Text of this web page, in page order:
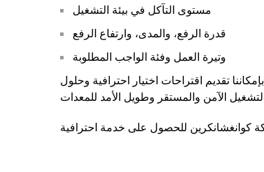
مستوى التآكل في بيئة التشغيل
قدرة الرفع، والمدى، وارتفاع الرفع
وتيرة العمل وفئة الواجب المطلوبة
بإمكاننا تقديم اقتراحات اختيار احترافية وحلول